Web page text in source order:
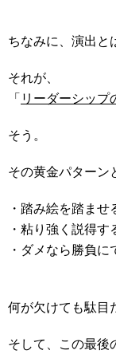
ちなみに、演出と
それが、
「 リーダーシップ
そう。
その黄金パターン
・踏み絵を踏ませ
・粘り強く説得す
・ダメなら勝負に
何が欠けても駄目
そして、この最後